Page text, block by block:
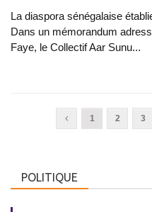
La diaspora sénégalaise
Dans un mémorandum
Faye, le Collectif Aar Sunu...
1 2 3
POLITIQUE